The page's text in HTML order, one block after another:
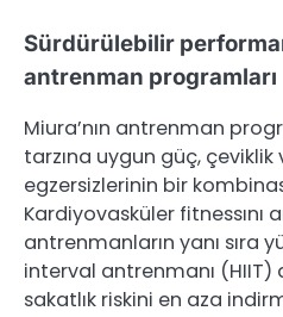
Sürdürülebilir
antrenman programları
Miura’nın antrenman
tarzına uygun güç, çeviklik
egzersizlerinin bir
Kardiyovasküler fitnessını
antrenmanların yanı sıra
interval antrenmanı (HIIT)
sakatlık riskini en aza